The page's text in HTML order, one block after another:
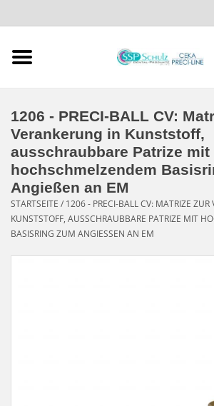
SSP SCHULZ Dental-
Produkte
PRECI-LINE-SYSTEMS
CEKA-ATTACHMENTS
1206 - PRECI-BALL CV:
Verankerung in Kunststoff,
ausschraubbare Patrize mit
hochschmelzendem
Angießen an EM
STARTSEITE / 1206 - PRECI-BALL CV: MATRIZE ZUR
KUNSTSTOFF, AUSSCHRAUBBARE PATRIZE MIT
BASISRING ZUM ANGIESSEN AN EM